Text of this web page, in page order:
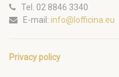
Tel. 02 8846 3340
E-mail: info@lofficina.eu
Privacy policy